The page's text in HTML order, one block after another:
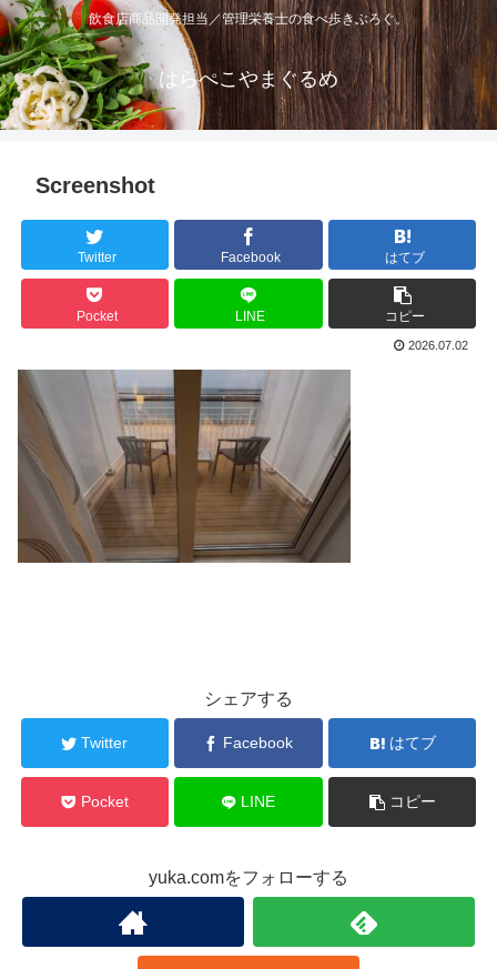
飲食店商品開発担当／管理栄養士の食べ歩きぶろぐ。
はらぺこやまぐるめ
Screenshot
Twitter Facebook はてブ
Pocket LINE コピー
2026.07.02
シェアする
Twitter Facebook はてブ
Pocket LINE コピー
yuka.comをフォローする